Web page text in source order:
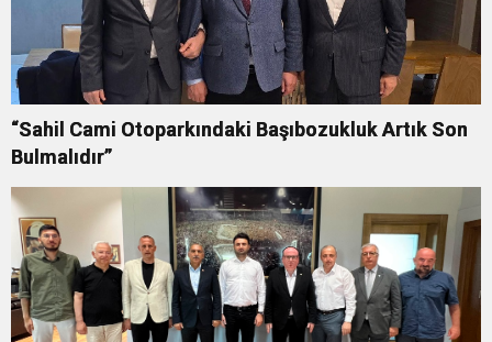
“Sahil Cami Otoparkındaki Başıbozukluk Artık Son
Bulmalıdır”